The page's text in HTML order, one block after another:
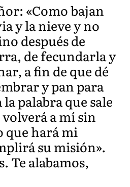
«Como bajan
y la nieve y no
después de
de fecundarla y
a fin de que dé
y pan para
palabra que sale
a mí sin
que hará mi
su misión».
Te alabamos,